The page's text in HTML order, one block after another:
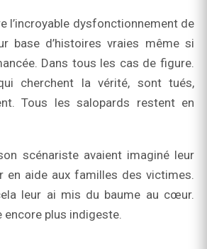
l’incroyable dysfonctionnement de
base d’histoires vraies même si
Dans tous les cas de figure.
cherchent la vérité, sont tués,
Tous les salopards restent en
scénariste avaient imaginé leur
en aide aux familles des victimes.
leur ai mis du baume au cœur.
encore plus indigeste.